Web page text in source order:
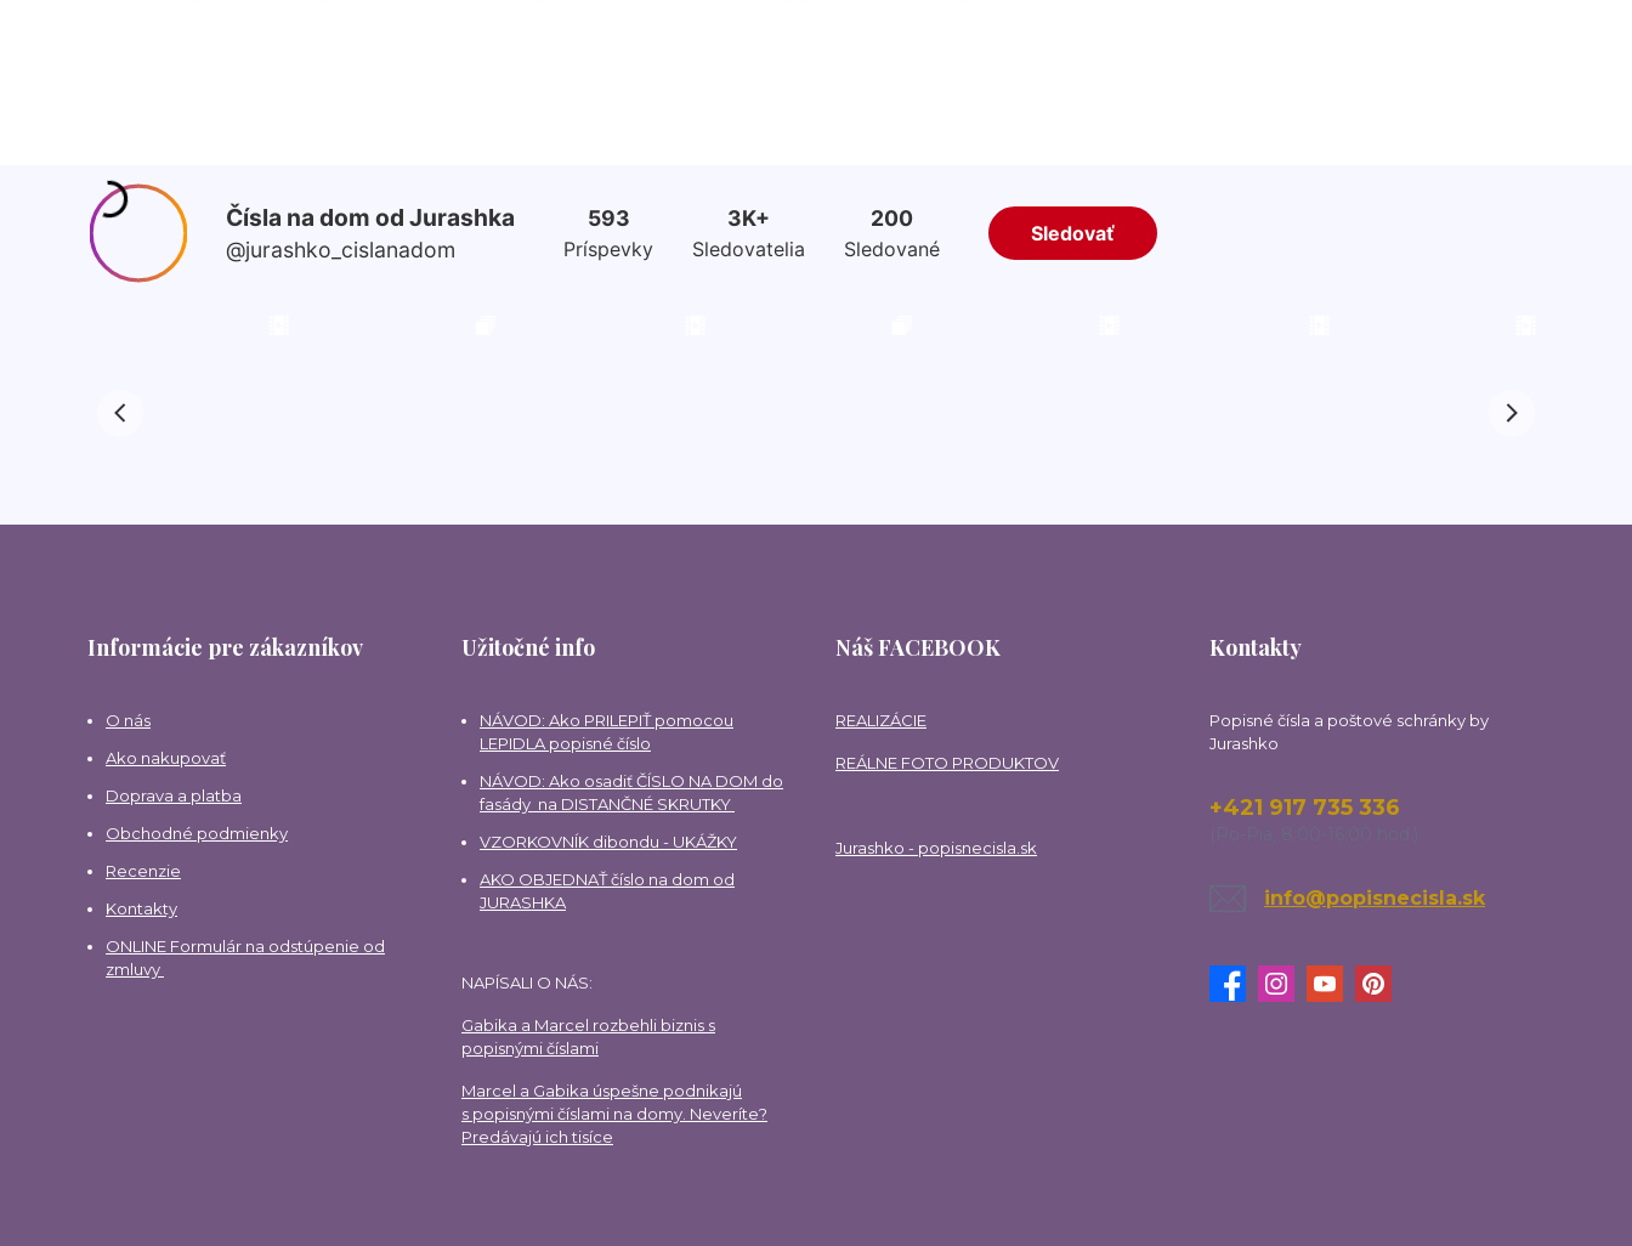
Informácie pre zákazníkov
O nás
Ako nakupovať
Doprava a platba
Obchodné podmienky
Recenzie
Kontakty
ONLINE Formulár na odstúpenie od
zmluvy
Užitočné info
NÁVOD: Ako PRILEPIŤ pomocou
LEPIDLA popisné číslo
NÁVOD: Ako osadiť ČÍSLO NA DOM do
fasády na DISTANČNÉ SKRUTKY
VZORKOVNÍK dibondu - UKÁŽKY
AKO OBJEDNAŤ číslo na dom od
JURASHKA
NAPÍSALI O NÁS:
Gabika a Marcel rozbehli biznis s
popisnými číslami
Marcel a Gabika úspešne podnikajú
s popisnými číslami na domy. Neveríte?
Predávajú ich tisíce
Náš FACEBOOK
REALIZÁCIE
REÁLNE FOTO PRODUKTOV
Jurashko - popisnecisla.sk
Kontakty
Popisné čísla a poštové schránky by
Jurashko
+421 917 735 336
info@popisnecisla.sk